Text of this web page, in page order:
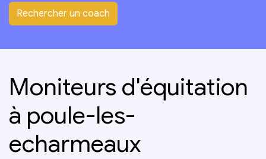
Moniteurs d'équitation
à poule-les-
echarmeaux